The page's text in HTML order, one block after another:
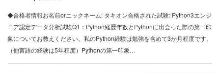
◆合格者情報お名前orニックネーム: タキオン合格された試験: Python3エンジ
ニア認定データ分析試験Q1：Python経歴年数とPythonに出会った際の第一印
象についてお教えください。私のPython経験は勉強を含めて3か月程度です。
（他言語の経験は5年程度）Pythonの第一印象…